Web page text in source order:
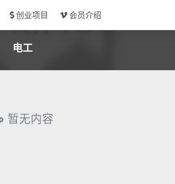
创业项目 会员介绍
电工
暂无内容